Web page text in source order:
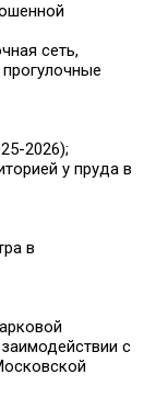
сеть,
2026);
у пруда в
в
с